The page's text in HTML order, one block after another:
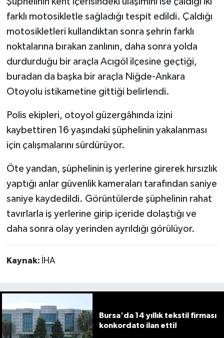
farklı motosikletle sağladığı tespit edildi. Çaldığı
motosikletleri kullandıktan sonra şehrin farklı
noktalarına bırakan zanlının, daha sonra yolda
durdurduğu bir araçla Acıgöl ilçesine geçtiği,
buradan da başka bir araçla Niğde-Ankara
Otoyolu istikametine gittiği belirlendi.
Polis ekipleri, otoyol güzergâhında izini
kaybettiren 16 yaşındaki şüphelinin yakalanması
için çalışmalarını sürdürüyor.
Öte yandan, şüphelinin iş yerlerine girerek hırsızlık
yaptığı anlar güvenlik kameraları tarafından saniye
saniye kaydedildi. Görüntülerde şüphelinin rahat
tavırlarla iş yerlerine girip içeride dolaştığı ve
daha sonra olay yerinden ayrıldığı görülüyor.
Kaynak: İHA
Bursa'da 14 yıllık tekstil firması
konkordato ilan etti!